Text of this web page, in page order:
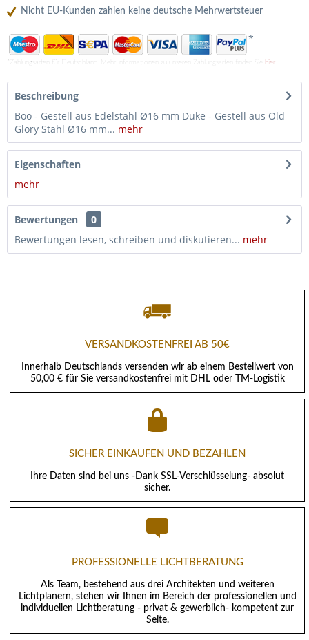
Nicht EU-Kunden zahlen keine deutsche Mehrwertsteuer
*
*Zahlungsarten für Deutschland. Mehr Informationen zu unseren Zahlungsarten finden Sie hier
Beschreibung
Boo - Gestell aus Edelstahl Ø16 mm Duke - Gestell aus Old
Glory Stahl Ø16 mm... mehr
Eigenschaften
mehr
Bewertungen
0
Bewertungen lesen, schreiben und diskutieren... mehr
VERSANDKOSTENFREI AB 50€
Innerhalb Deutschlands versenden wir ab einem Bestellwert von
50,00 € für Sie versandkostenfrei mit DHL oder TM-Logistik
SICHER EINKAUFEN UND BEZAHLEN
Ihre Daten sind bei uns -Dank SSL-Verschlüsselung- absolut
sicher.
PROFESSIONELLE LICHTBERATUNG
Als Team, bestehend aus drei Architekten und weiteren
Lichtplanern, stehen wir Ihnen im Bereich der professionellen und
individuellen Lichtberatung - privat & gewerblich- kompetent zur
Seite.